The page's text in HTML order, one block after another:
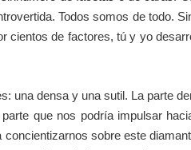
Todos somos de todo.
cientos de factores, tú y yo
una densa y una sutil. La parte
que nos podría impulsar
sobre este